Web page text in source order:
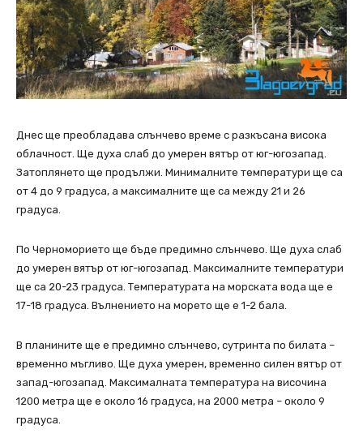
Днес ще преобладава слънчево време с разкъсана висока
облачност. Ще духа слаб до умерен вятър от юг-югозапад.
Затоплянето ще продължи. Минималните температури ще са
от 4 до 9 градуса, а максималните ще са между 21 и 26
градуса.
По Черноморието ще бъде предимно слънчево. Ще духа слаб
до умерен вятър от юг-югозапад. Максималните температури
ще са 20-23 градуса. Температурата на морската вода ще е
17-18 градуса. Вълнението на морето ще е 1-2 бала.
В планините ще е предимно слънчево, сутринта по билата –
временно мъгливо. Ще духа умерен, временно силен вятър от
запад-югозапад. Максималната температура на височина
1200 метра ще е около 16 градуса, на 2000 метра – около 9
градуса.